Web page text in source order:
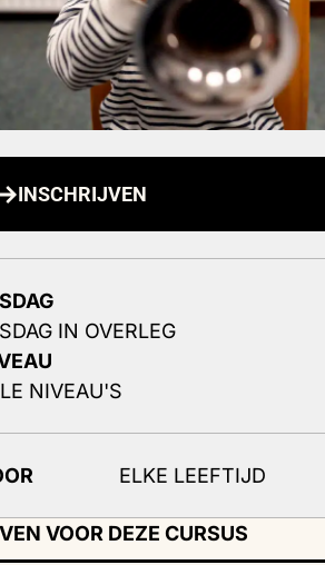
INSCHRIJVEN
IN OVERLEG
NIVEAU'S
ELKE LEEFTIJD
VOOR DEZE CURSUS